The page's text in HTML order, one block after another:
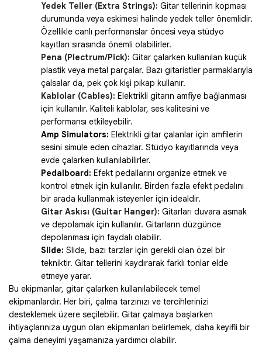
Yedek Teller (Extra Strings): Gitar tellerinin kopması
durumunda veya eskimesi halinde yedek teller önemlidir.
Özellikle canlı performanslar öncesi veya stüdyo
kayıtları sırasında önemli olabilirler.
Pena (Plectrum/Pick): Gitar çalarken kullanılan küçük
plastik veya metal parçalar. Bazı gitaristler parmaklarıyla
çalsalar da, pek çok kişi pikap kullanır.
Kablolar (Cables): Elektrikli gitarın amfiye bağlanması
için kullanılır. Kaliteli kablolar, ses kalitesini ve
performansı etkileyebilir.
Amp Simulators: Elektrikli gitar çalanlar için amfilerin
sesini simüle eden cihazlar. Stüdyo kayıtlarında veya
evde çalarken kullanılabilirler.
Pedalboard: Efekt pedallarını organize etmek ve
kontrol etmek için kullanılır. Birden fazla efekt pedalını
bir arada kullanmak isteyenler için idealdir.
Gitar Askısı (Guitar Hanger): Gitarları duvara asmak
ve depolamak için kullanılır. Gitarların düzgünce
depolanması için faydalı olabilir.
Slide: Slide, bazı tarzlar için gerekli olan özel bir
tekniktir. Gitar tellerini kaydırarak farklı tonlar elde
etmeye yarar.
Bu ekipmanlar, gitar çalarken kullanılabilecek temel
ekipmanlardır. Her biri, çalma tarzınızı ve tercihlerinizi
desteklemek üzere seçilebilir. Gitar çalmaya başlarken
ihtiyaçlarınıza uygun olan ekipmanları belirlemek, daha keyifli bir
çalma deneyimi yaşamanıza yardımcı olabilir.